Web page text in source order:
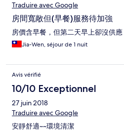
Traduire avec Google
房間寬敞但(早餐)服務待加強
房價含早餐，但第二天早上卻沒供應
Jia-Wen, séjour de 1 nuit
Avis vérifié
10/10 Exceptionnel
27 juin 2018
Traduire avec Google
安靜舒適~~環境清潔